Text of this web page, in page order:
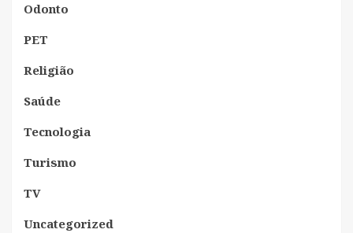
Odonto
PET
Religião
Saúde
Tecnologia
Turismo
TV
Uncategorized